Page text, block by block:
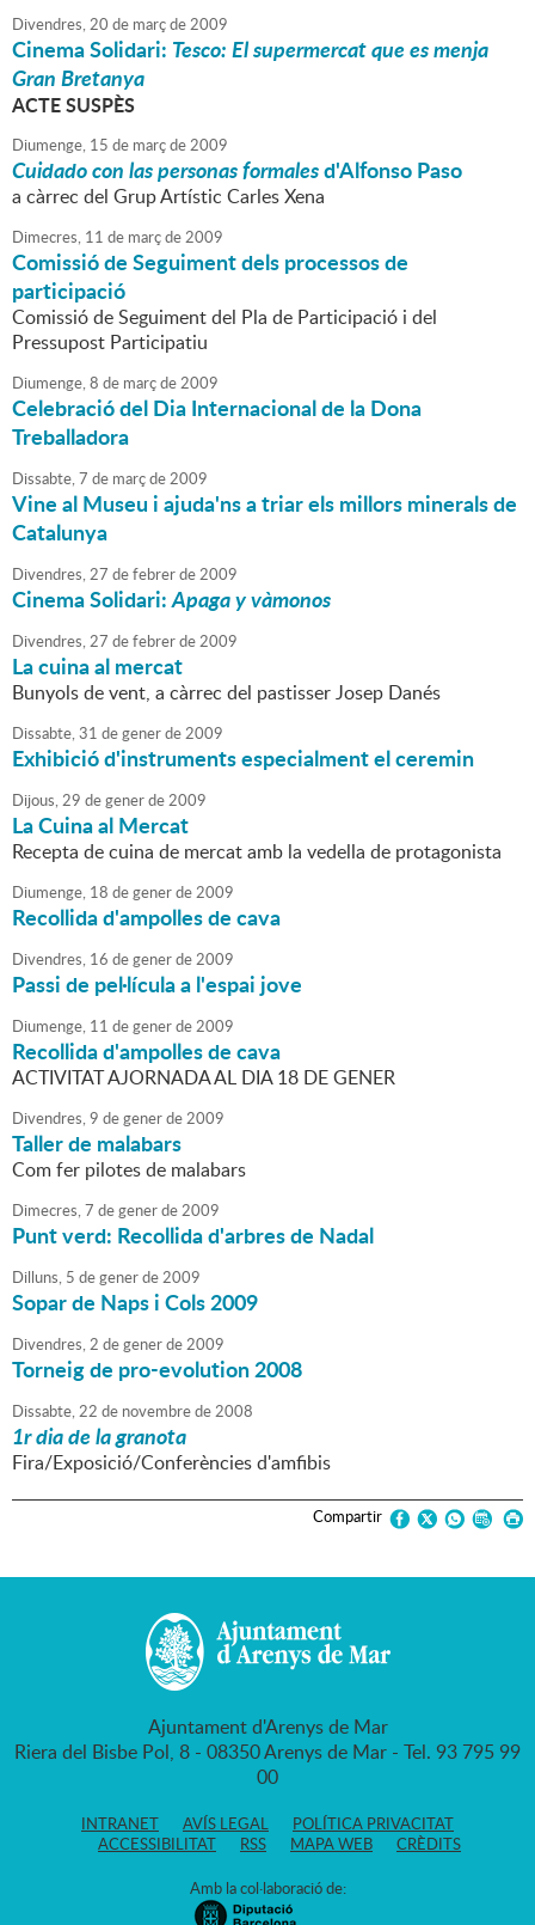
Divendres,20 de marçde2009
Cinema Solidari: Tesco: El supermercat que es menja
Gran Bretanya
ACTE SUSPÈS
Diumenge, 15 de marçde2009
Cuidado con las personas formalesd'Alfonso Paso
a càrrec del Grup Artístic Carles Xena
Dimecres, 11 de marçde2009
Comissió de Seguiment dels processos de
participació
Comissió de Seguiment del Pla de Participació i del
Pressupost Participatiu
Diumenge,8 de marçde2009
Celebració del Dia Internacional de la Dona
Treballadora
Dissabte,7 de marçde2009
Vine al Museu i ajuda'ns a triar els millors minerals de
Catalunya
Divendres,27 defebrerde2009
Cinema Solidari:Apaga y vàmonos
Divendres,27 defebrerde2009
La cuina al mercat
Bunyols de vent, a càrrec del pastisser Josep Danés
Dissabte,31 degenerde2009
Exhibició d'instruments especialment el ceremin
Dijous,29 degenerde2009
La Cuina al Mercat
Recepta de cuina de mercat amb la vedella de protagonista
Diumenge, 18 degenerde2009
Recollida d'ampolles de cava
Divendres, 16 degenerde2009
Passi de pel·lícula a l'espai jove
Diumenge, 11 degenerde2009
Recollida d'ampolles de cava
ACTIVITAT AJORNADA AL DIA 18 DE GENER
Divendres,9 degenerde2009
Taller de malabars
Com fer pilotes de malabars
Dimecres,7 degenerde2009
Punt verd: Recollida d'arbres de Nadal
Dilluns, 5 degenerde2009
Sopar de Naps i Cols 2009
Divendres,2 degenerde2009
Torneig de pro-evolution 2008
Dissabte,22 de novembrede2008
1r dia de la granota
Fira/Exposició/Conferències d'amfibis
Compartir
Ajuntament d'Arenys de Mar
Riera del Bisbe Pol, 8 - 08350 Arenys de Mar - Tel. 93 795 99
00
INTRANET AVÍS LEGAL
POLÍTICA PRIVACITAT
ACCESSIBILITAT
RSS MAPA WEB CRÈDITS
Amb la col·laboració de: